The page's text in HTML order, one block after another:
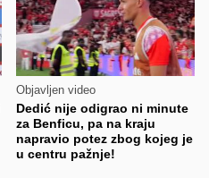
Objavljen video
Dedić nije odigrao ni minute
za Benficu, pa na kraju
napravio potez zbog kojeg je
u centru pažnje!